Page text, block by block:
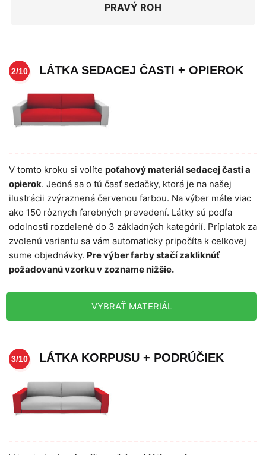
PRAVÝ ROH
2/10 LÁTKA SEDACEJ ČASTI + OPIEROK
V tomto kroku si volíte poťahový materiál sedacej časti a
opierok. Jedná sa o tú časť sedačky, ktorá je na našej
ilustrácii zvýraznená červenou farbou. Na výber máte viac
ako 150 rôznych farebných prevedení. Látky sú podľa
odolnosti rozdelené do 3 základných kategórií. Príplatok za
zvolenú variantu sa vám automaticky pripočíta k celkovej
sume objednávky. Pre výber farby stačí zakliknúť
požadovanú vzorku v zozname nižšie.
VYBRAŤ MATERIÁL
3/10 LÁTKA KORPUSU + PODRÚČIEK